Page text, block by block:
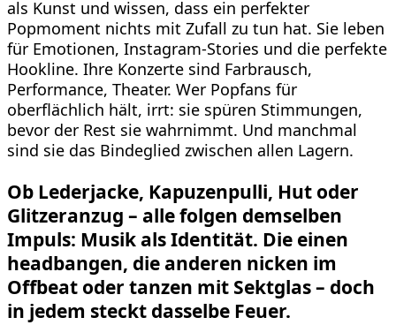
als Kunst und wissen, dass ein perfekter
Popmoment nichts mit Zufall zu tun hat. Sie leben
für Emotionen, Instagram-Stories und die perfekte
Hookline. Ihre Konzerte sind Farbrausch,
Performance, Theater. Wer Popfans für
oberflächlich hält, irrt: sie spüren Stimmungen,
bevor der Rest sie wahrnimmt. Und manchmal
sind sie das Bindeglied zwischen allen Lagern.
Ob Lederjacke, Kapuzenpulli, Hut oder
Glitzeranzug – alle folgen demselben
Impuls: Musik als Identität. Die einen
headbangen, die anderen nicken im
Offbeat oder tanzen mit Sektglas – doch
in jedem steckt dasselbe Feuer.